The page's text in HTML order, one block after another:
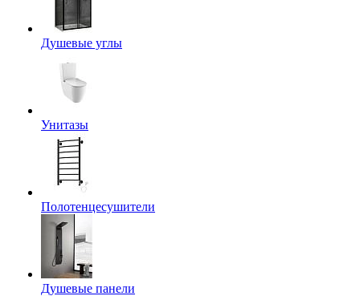
Душевые углы
Унитазы
Полотенцесушители
Душевые панели